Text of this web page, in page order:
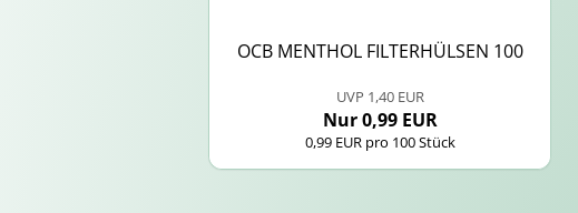
OCB MEN­THOL FIL­TER­HÜL­SEN 100
UVP 1,40 EUR
Nur 0,99 EUR
0,99 EUR pro 100 Stück